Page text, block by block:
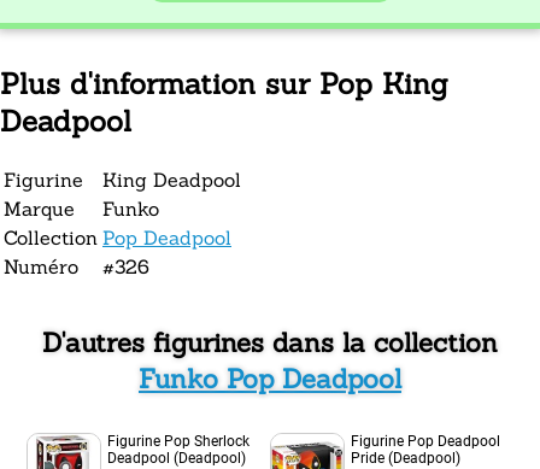
Plus d'information sur Pop King
Deadpool
Figurine
King Deadpool
Marque
Funko
Collection Pop Deadpool
Numéro
#326
D'autres figurines dans la collection
Funko Pop Deadpool
Figurine Pop Sherlock
Deadpool (Deadpool)
Figurine Pop Deadpool
Pride (Deadpool)